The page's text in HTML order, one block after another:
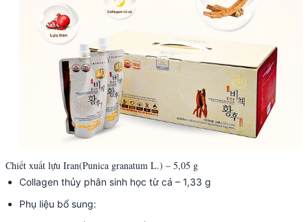
Chiết xuất lựu Iran(Punica granatum L.) – 5,05 g
Collagen thủy phân sinh học từ cá – 1,33 g
Phụ liệu bổ sung: